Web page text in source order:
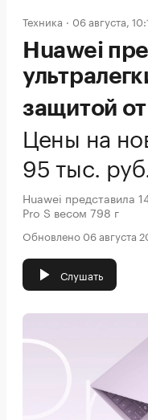
Техника 06 августа,
Huawei
защитой
Цены на
95 тыс.
Huawei представила
Pro S весом 798 г
Обновлено 06 августа
Слушать